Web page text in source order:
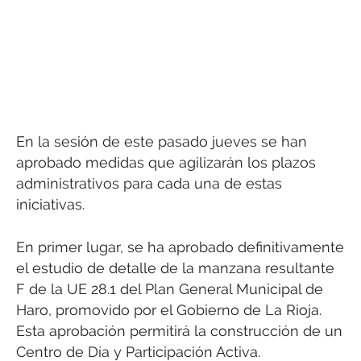
En la sesión de este pasado jueves se han
aprobado medidas que agilizarán los plazos
administrativos para cada una de estas
iniciativas.
En primer lugar, se ha aprobado definitivamente
el estudio de detalle de la manzana resultante
F de la UE 28.1 del Plan General Municipal de
Haro, promovido por el Gobierno de La Rioja.
Esta aprobación permitirá la construcción de un
Centro de Día y Participación Activa.